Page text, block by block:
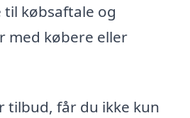
til købsaftale og
med købere eller
tilbud, får du ikke kun